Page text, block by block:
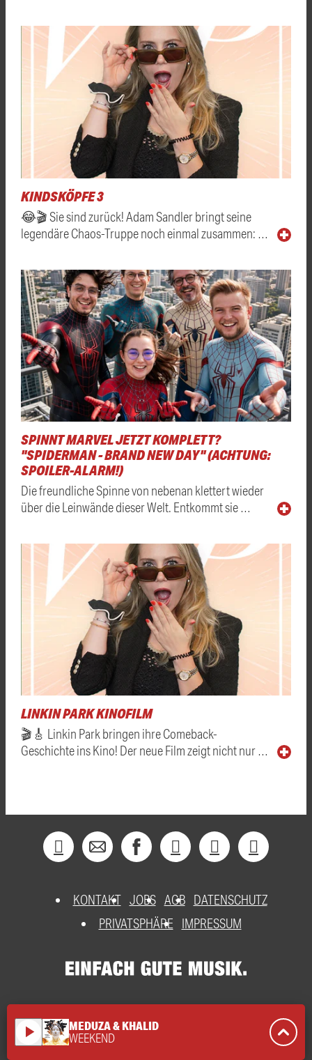
KINDSKÖPFE 3
😂🎬 Sie sind zurück! Adam Sandler bringt seine
legendäre Chaos-Truppe noch einmal zusammen: …
SPINNT MARVEL JETZT KOMPLETT?
"SPIDERMAN - BRAND NEW DAY" (ACHTUNG:
SPOILER-ALARM!)
Die freundliche Spinne von nebenan klettert wieder
über die Leinwände dieser Welt. Entkommt sie …
LINKIN PARK KINOFILM
🎬🎸 Linkin Park bringen ihre Comeback-
Geschichte ins Kino! Der neue Film zeigt nicht nur …
KONTAKT JOBS AGB DATENSCHUTZ
PRIVATSPHÄRE
IMPRESSUM
play_arrow MEDUZA & KHALID
WEEKEND